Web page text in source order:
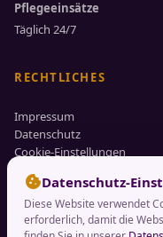
Pflegeeinsätze
Täglich 24/7
RECHTLICHES
Impressum
Datenschutz
Cookie-Einstellungen
cookieDatenschutz-
Diese Website verwendet
erforderlich, damit die